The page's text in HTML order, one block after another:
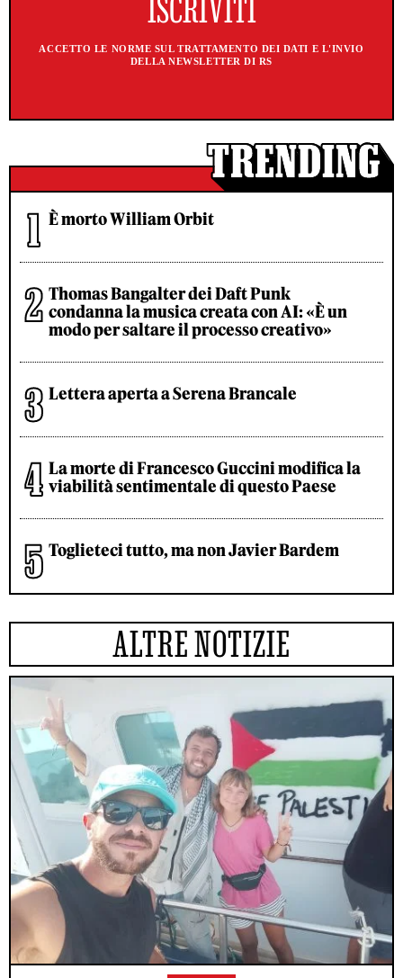
ACCETTO LE NORME SUL TRATTAMENTO DEI DATI E L'INVIO
DELLA NEWSLETTER DI RS
È morto William Orbit
Thomas Bangalter dei Daft Punk
condanna la musica creata con AI: «È un
modo per saltare il processo creativo»
Lettera aperta a Serena Brancale
La morte di Francesco Guccini modifica la
viabilità sentimentale di questo Paese
Toglieteci tutto, ma non Javier Bardem
ALTRE NOTIZIE